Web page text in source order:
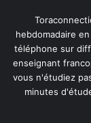
hebdomadaire
téléphone sur
enseignant
vous n'étudiez
minutes